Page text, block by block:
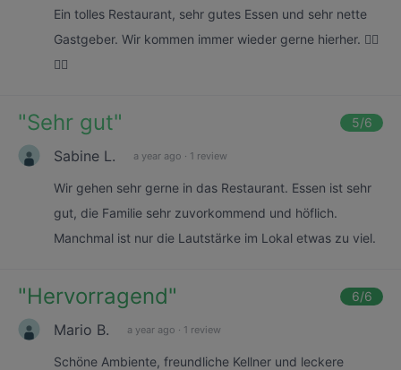
Ein tolles Restaurant, sehr gutes Essen und sehr nette
Gastgeber. Wir kommen immer wieder gerne hierher. 👍🏻
👍🏻
"Sehr gut" 5/6
Sabine L. a year ago · 1 review
Wir gehen sehr gerne in das Restaurant. Essen ist sehr
gut, die Familie sehr zuvorkommend und höflich.
Manchmal ist nur die Lautstärke im Lokal etwas zu viel.
"Hervorragend" 6/6
Mario B. a year ago · 1 review
Schöne Ambiente, freundliche Kellner und leckere